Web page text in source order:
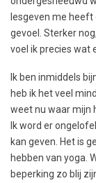
lesgeven me heeft
gevoel. Sterker
voel ik precies wat
Ik ben inmiddels
heb ik het veel
weet nu waar mijn
Ik word er
kan geven. Het is
hebben van yoga.
beperking zo blij